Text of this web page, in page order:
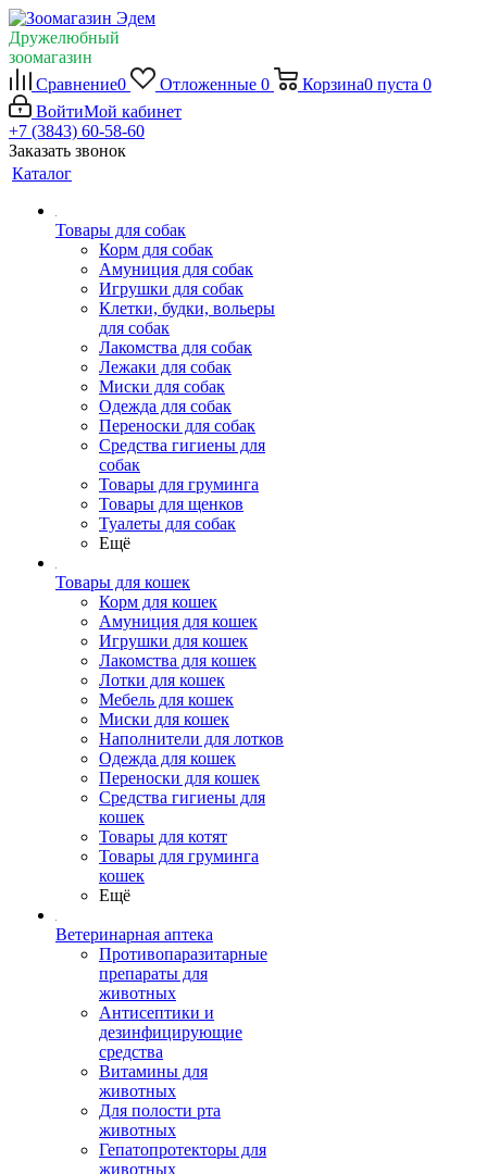
Дружелюбный
зоомагазин
Сравнение0 Отложенные 0 Корзина0 пуста 0
ВойтиМой кабинет
+7 (3843) 60-58-60
Заказать звонок
Каталог
Товары для собак
Корм для собак
Амуниция для собак
Игрушки для собак
Клетки, будки, вольеры
для собак
Лакомства для собак
Лежаки для собак
Миски для собак
Одежда для собак
Переноски для собак
Средства гигиены для
собак
Товары для груминга
Товары для щенков
Туалеты для собак
Ещё
Товары для кошек
Корм для кошек
Амуниция для кошек
Игрушки для кошек
Лакомства для кошек
Лотки для кошек
Мебель для кошек
Миски для кошек
Наполнители для лотков
Одежда для кошек
Переноски для кошек
Средства гигиены для
кошек
Товары для котят
Товары для груминга
кошек
Ещё
Ветеринарная аптека
Противопаразитарные
препараты для
животных
Антисептики и
дезинфицирующие
средства
Витамины для
животных
Для полости рта
животных
Гепатопротекторы для
животных